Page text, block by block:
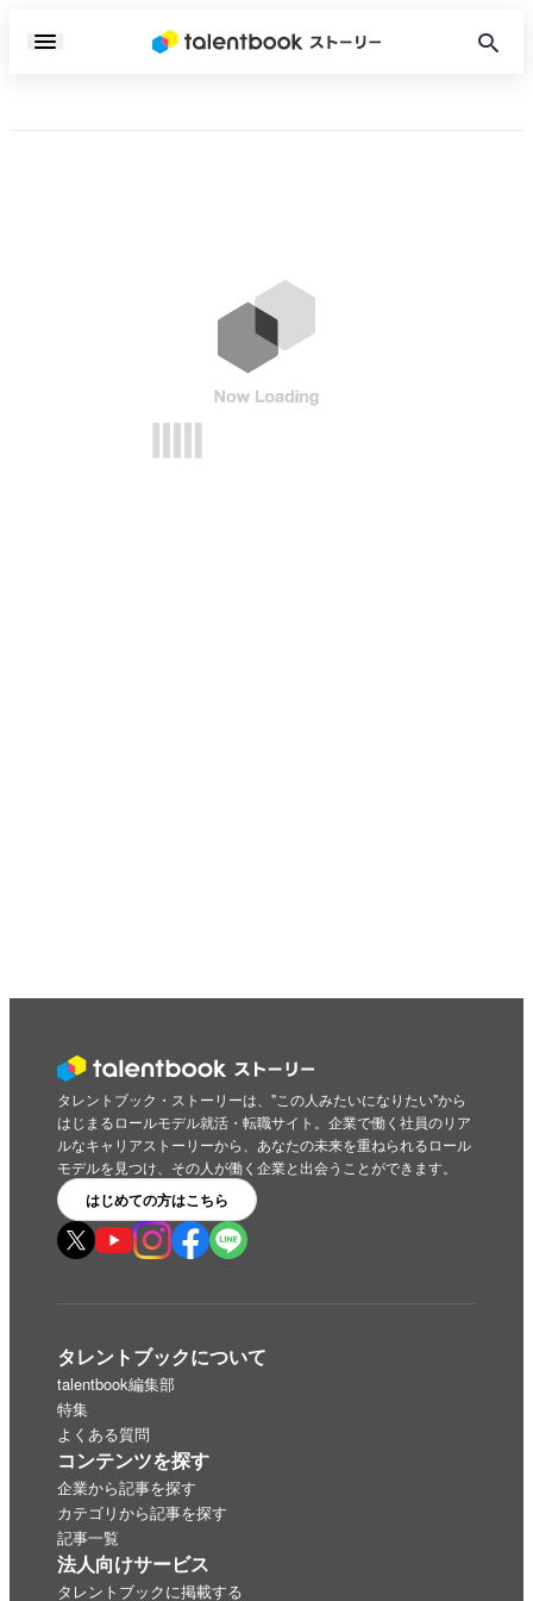
タレントブック・ストーリーは、"この人みたいになりたい"から
はじまるロールモデル就活・転職サイト。企業で働く社員のリア
ルなキャリアストーリーから、あなたの未来を重ねられるロール
モデルを見つけ、その人が働く企業と出会うことができます。
はじめての方はこちら
タレントブックについて
talentbook編集部
特集
よくある質問
コンテンツを探す
企業から記事を探す
カテゴリから記事を探す
記事一覧
法人向けサービス
タレントブックに掲載する